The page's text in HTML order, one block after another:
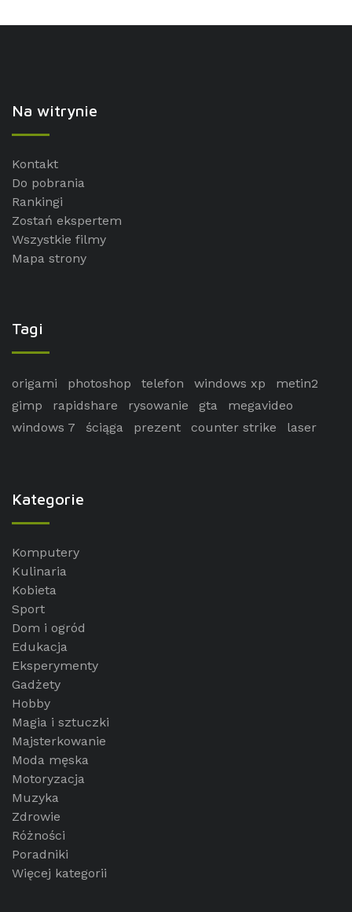
Na witrynie
Kontakt
Do pobrania
Rankingi
Zostań ekspertem
Wszystkie filmy
Mapa strony
Tagi
origami photoshop telefon windows xp
metin2
gimp
rapidshare rysowanie gta
megavideo
windows 7
ściąga prezent counter strike laser
Kategorie
Komputery
Kulinaria
Kobieta
Sport
Dom i ogród
Edukacja
Eksperymenty
Gadżety
Hobby
Magia i sztuczki
Majsterkowanie
Moda męska
Motoryzacja
Muzyka
Zdrowie
Różności
Poradniki
Więcej kategorii